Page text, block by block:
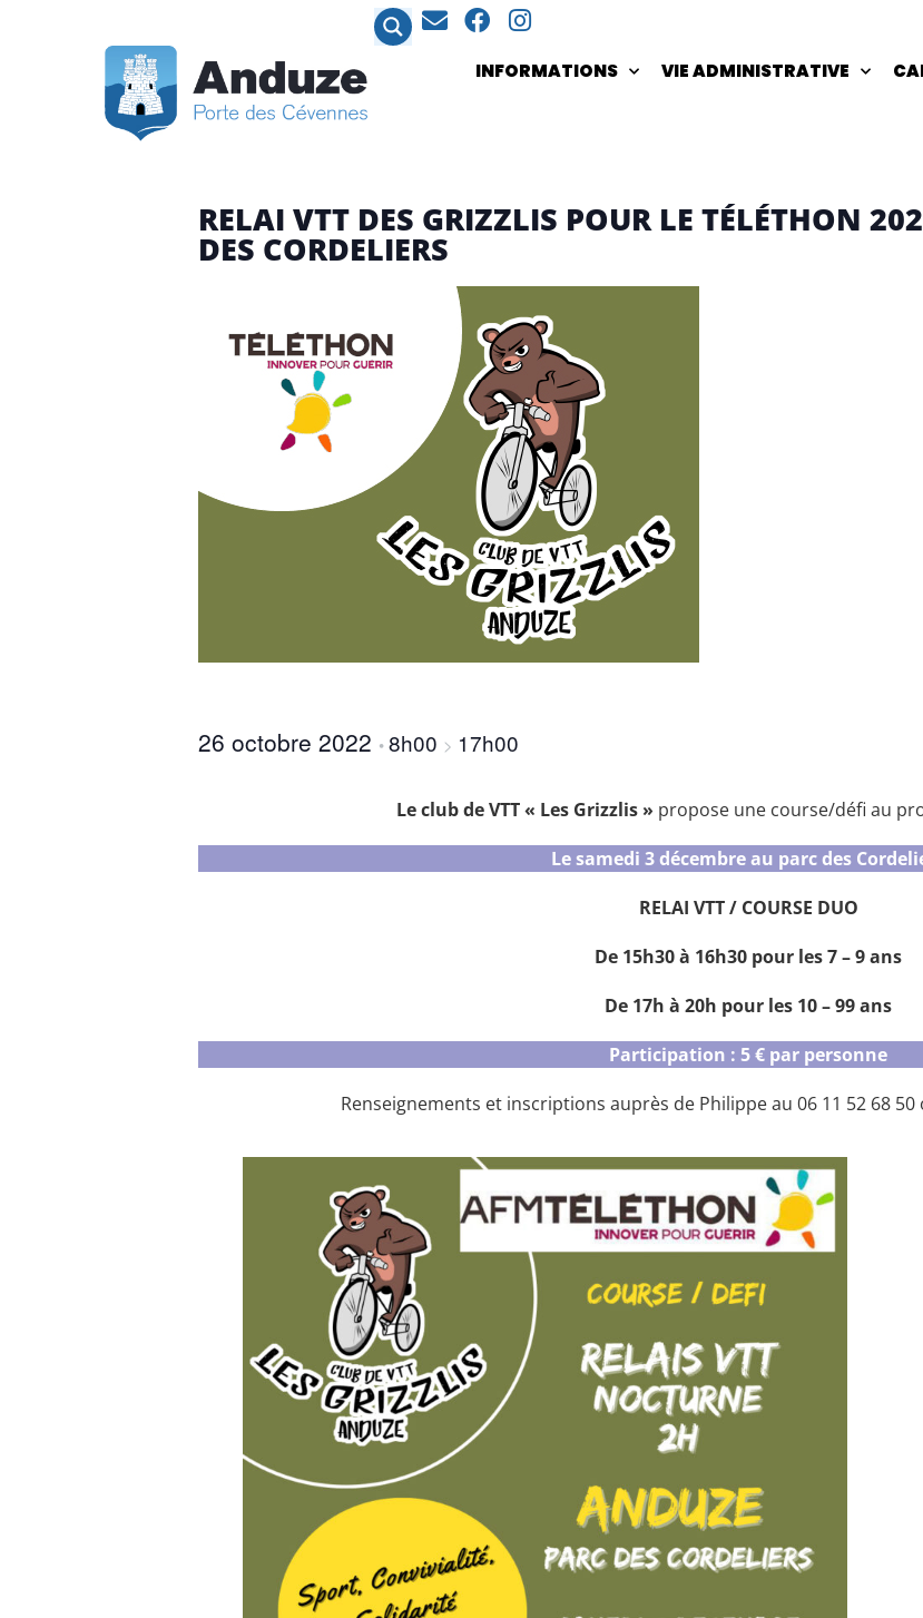
INFORMATIONS VIE ADMINISTRATIVE
RELAI VTT DES GRIZZLIS POUR LE TÉLÉTHON
DES CORDELIERS
26 octobre 2022 •8h00 > 17h00
Le club de VTT « Les Grizzlis » propose une course/défi au
Le samedi 3 décembre au parc des
RELAI VTT / COURSE DUO
De 15h30 à 16h30 pour les 7 – 9 ans
De 17h à 20h pour les 10 – 99 ans
Participation : 5 € par personne
Renseignements et inscriptions auprès de Philippe au 06 11 52 68 50